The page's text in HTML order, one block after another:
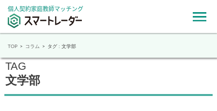
個人契約家庭教師マッチング
TOP コラム タグ : 文学部
TAG
文学部